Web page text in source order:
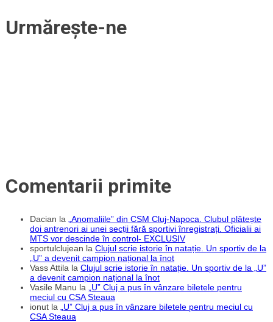
Urmărește-ne
Comentarii primite
Dacian la
„Anomaliile” din CSM Cluj-Napoca. Clubul plătește
doi antrenori ai unei secții fără sportivi înregistrați. Oficialii ai
MTS vor descinde în control- EXCLUSIV
sportulclujean la Clujul scrie istorie în natație. Un sportiv de la
„U” a devenit campion național la înot
Vass Attila la Clujul scrie istorie în natație. Un sportiv de la „U”
a devenit campion național la înot
Vasile Manu la
„U” Cluj a pus în vânzare biletele pentru
meciul cu CSA Steaua
ionut la
„U” Cluj a pus în vânzare biletele pentru meciul cu
CSA Steaua